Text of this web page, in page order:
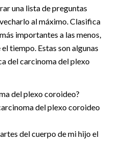
una lista de preguntas
al máximo. Clasifica
importantes a las menos,
tiempo. Estas son algunas
del carcinoma del plexo
del plexo coroideo?
del plexo coroideo
del cuerpo de mi hijo el